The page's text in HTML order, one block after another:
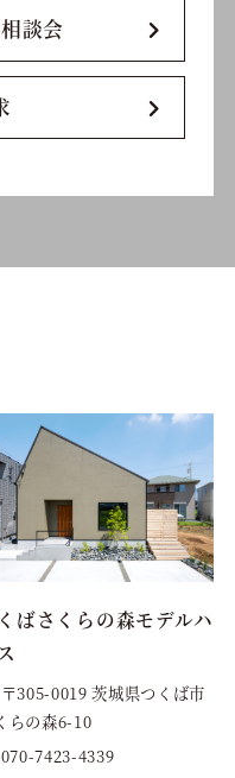
談会
ばさくらの森モデルハ
〒305-0019 茨城県つくば市
らの森6-10
070-7423-4339